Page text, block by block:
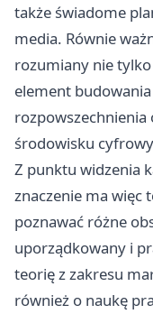
także świadome
media. Równie
rozumiany nie
element
środowisku
Z punktu widzenia
znaczenie ma więc
poznawać różne
uporządkowany i
teorię z zakresu
również o naukę